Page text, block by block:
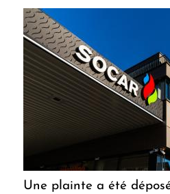
Une plainte a été